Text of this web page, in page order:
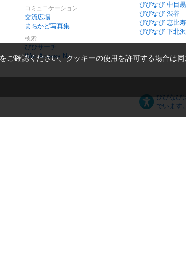
コミュニケーション
交流広場
まちかど写真集
検索
びびサーチ
Web Access No.
びびなび 中目黒
びびなび 渋谷
びびなび 恵比寿
びびなび 下北沢
びびなび
でいます。
をご確認ください。クッキーの使用を許可する場合は